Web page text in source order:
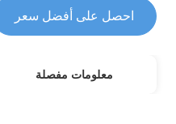
احصل على أفضل سعر
معلومات مفصلة